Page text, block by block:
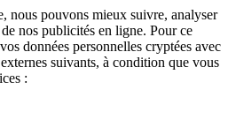
nous pouvons mieux suivre, analyser
nos publicités en ligne. Pour ce
données personnelles cryptées avec
suivants, à condition que vous
: